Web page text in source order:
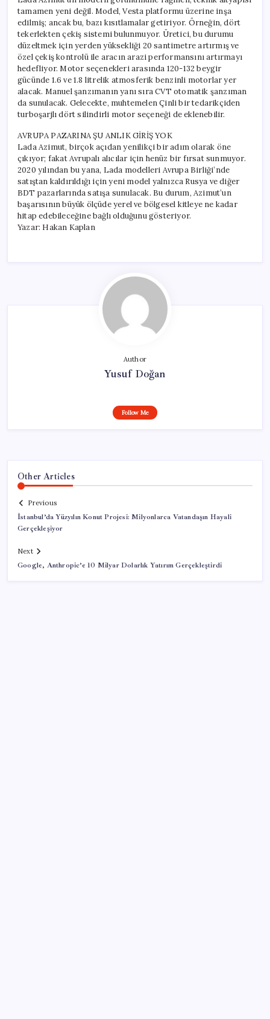
tamamen yeni değil. Model, Vesta platformu üzerine inşa
edilmiş; ancak bu, bazı kısıtlamalar getiriyor. Örneğin, dört
tekerlekten çekiş sistemi bulunmuyor. Üretici, bu durumu
düzeltmek için yerden yüksekliği 20 santimetre artırmış ve
özel çekiş kontrolü ile aracın arazi performansını artırmayı
hedefliyor. Motor seçenekleri arasında 120-132 beygir
gücünde 1.6 ve 1.8 litrelik atmosferik benzinli motorlar yer
alacak. Manuel şanzımanın yanı sıra CVT otomatik şanzıman
da sunulacak. Gelecekte, muhtemelen Çinli bir tedarikçiden
turboşarjlı dört silindirli motor seçeneği de eklenebilir.
AVRUPA PAZARINA ŞU ANLIK GİRİŞ YOK
Lada Azimut, birçok açıdan yenilikçi bir adım olarak öne
çıkıyor; fakat Avrupalı alıcılar için henüz bir fırsat sunmuyor.
2020 yılından bu yana, Lada modelleri Avrupa Birliği’nde
satıştan kaldırıldığı için yeni model yalnızca Rusya ve diğer
BDT pazarlarında satışa sunulacak. Bu durum, Azimut’un
başarısının büyük ölçüde yerel ve bölgesel kitleye ne kadar
hitap edebileceğine bağlı olduğunu gösteriyor.
Yazar: Hakan Kaplan
Author
Yusuf Doğan
Follow Me
Other Articles
Previous
İstanbul’da Yüzyılın Konut Projesi: Milyonlarca Vatandaşın Hayali
Gerçekleşiyor
Next
Google, Anthropic’e 10 Milyar Dolarlık Yatırım Gerçekleştirdi